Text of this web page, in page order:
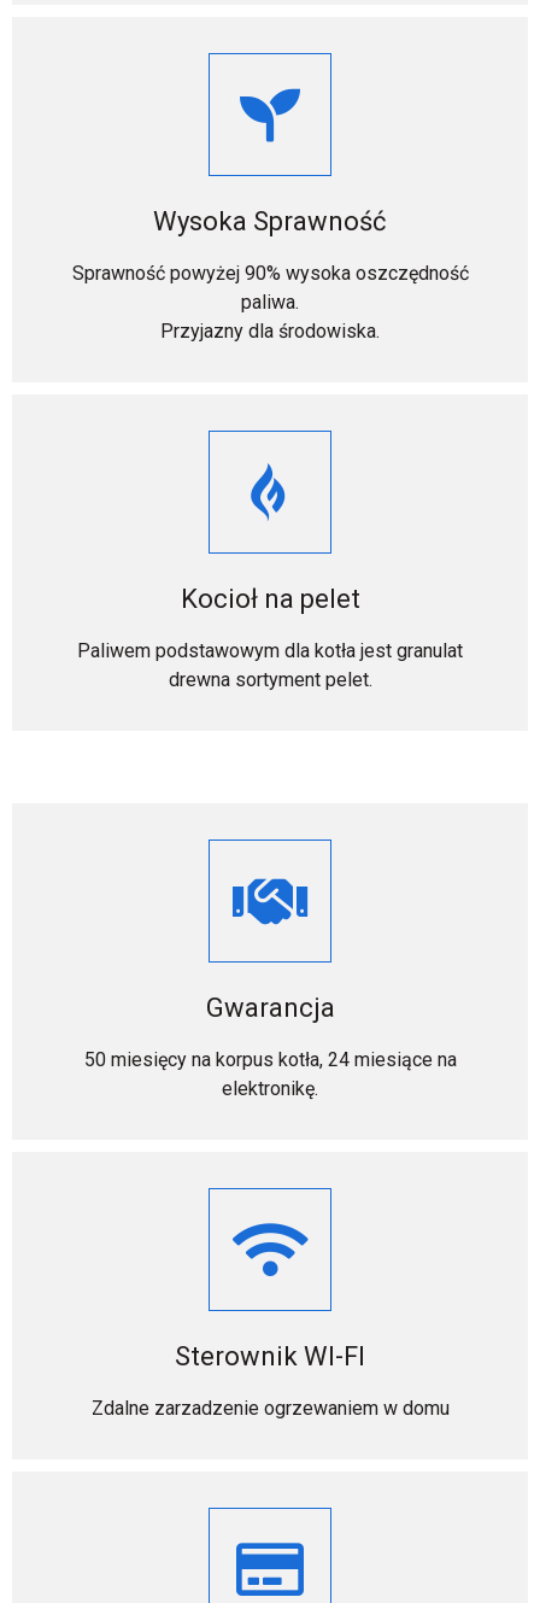
Wysoka Sprawność
Sprawność powyżej 90% wysoka oszczędność
paliwa.
Przyjazny dla środowiska.
Kocioł na pelet
Paliwem podstawowym dla kotła jest granulat
drewna sortyment pelet.
Gwarancja
50 miesięcy na korpus kotła, 24 miesiące na
elektronikę.
Sterownik WI-FI
Zdalne zarzadzenie ogrzewaniem w domu